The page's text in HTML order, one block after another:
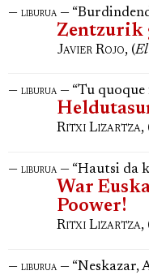
— liburua —
Zentzurik
Javier Rojo, (
— liburua — “Tu quoque
Ritxi Lizartza,
— liburua — “Hautsi da
War
Poower!
Ritxi Lizartza,
— liburua — “Neskazar,